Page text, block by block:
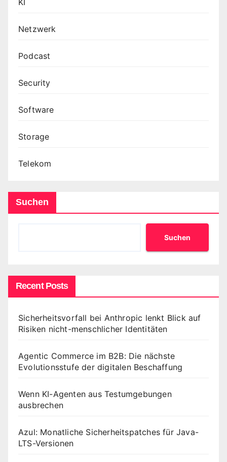
KI
Netzwerk
Podcast
Security
Software
Storage
Telekom
Suchen
Suchen
Recent Posts
Sicherheitsvorfall bei Anthropic lenkt Blick auf
Risiken nicht-menschlicher Identitäten
Agentic Commerce im B2B: Die nächste
Evolutionsstufe der digitalen Beschaffung
Wenn KI-Agenten aus Testumgebungen
ausbrechen
Azul: Monatliche Sicherheitspatches für Java-
LTS-Versionen